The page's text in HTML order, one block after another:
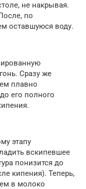
не накрывая.
по
оставшуюся воду.
Сразу же
плавно
его полного
этапу
вскипевшее
понизится до
кипения). Теперь,
в молоко